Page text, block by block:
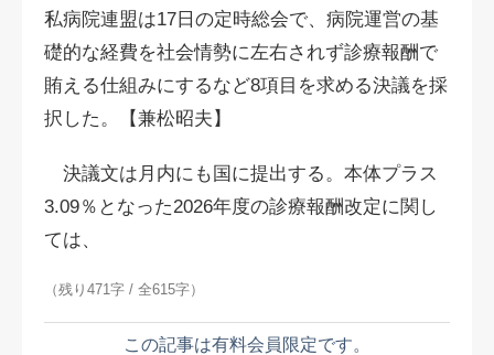
私病院連盟は17日の定時総会で、病院運営の基
礎的な経費を社会情勢に左右されず診療報酬で
賄える仕組みにするなど8項目を求める決議を採
択した。【兼松昭夫】
決議文は月内にも国に提出する。本体プラス
3.09％となった2026年度の診療報酬改定に関し
ては、
（残り471字 / 全615字）
この記事は有料会員限定です。